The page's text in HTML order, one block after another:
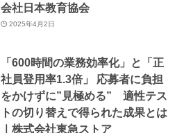
会社日本教育協会
2025年4月2日
「600時間の業務効率化」と「正
社員登用率1.3倍」 応募者に負担
をかけずに”見極める” 適性テス
トの切り替えで得られた成果とは
｜株式会社東急ストア